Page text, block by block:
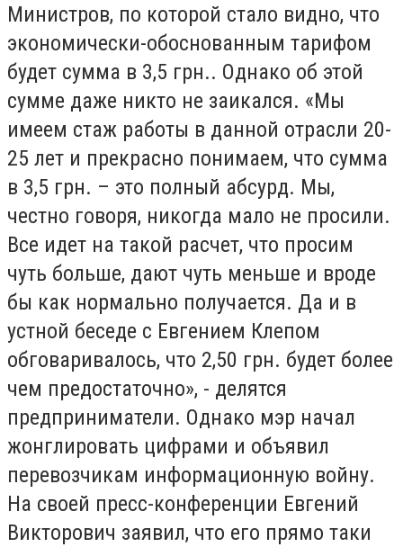
Министров, по которой стало видно, что
экономически-обоснованным тарифом
будет сумма в 3,5 грн.. Однако об этой
сумме даже никто не заикался. «Мы
имеем стаж работы в данной отрасли 20-
25 лет и прекрасно понимаем, что сумма
в 3,5 грн. – это полный абсурд. Мы,
честно говоря, никогда мало не просили.
Все идет на такой расчет, что просим
чуть больше, дают чуть меньше и вроде
бы как нормально получается. Да и в
устной беседе с Евгением Клепом
обговаривалось, что 2,50 грн. будет более
чем предостаточно», - делятся
предприниматели. Однако мэр начал
жонглировать цифрами и объявил
перевозчикам информационную войну.
На своей пресс-конференции Евгений
Викторович заявил, что его прямо таки